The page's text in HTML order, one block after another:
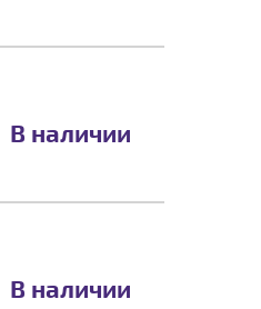
В наличии
В наличии